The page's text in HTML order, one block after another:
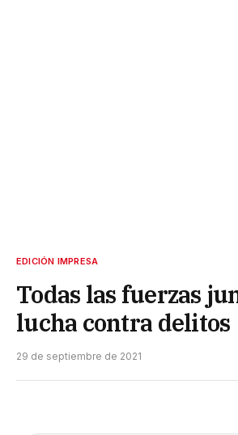
EDICIÓN IMPRESA
Todas las fuerzas
lucha contra delitos
29 de septiembre de 2021